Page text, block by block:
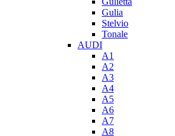
Gulia
Stelvio
Tonale
AUDI
A1
A2
A3
A4
A5
A6
A7
A8